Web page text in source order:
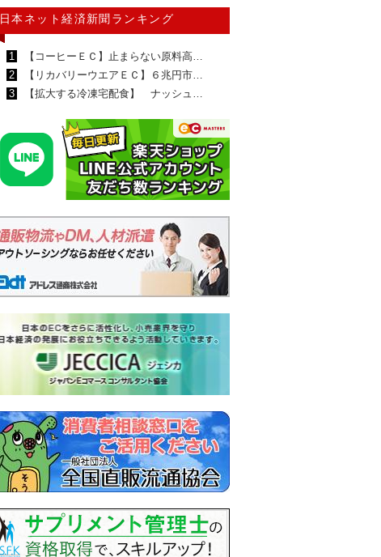
日本ネット経済新聞ランキング
1
【コーヒーＥＣ】止まらない原料高…
2
【リカバリーウエアＥＣ】６兆円市…
3
【拡大する冷凍宅配食】 ナッシュ…